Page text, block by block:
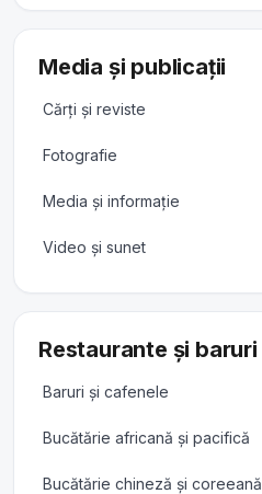
Media și publicații
Cărți și reviste
Fotografie
Media și informație
Video și sunet
Restaurante și baruri
Baruri și cafenele
Bucătărie africană și pacifică
Bucătărie chineză și coreeană